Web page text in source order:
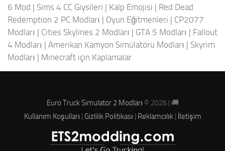
6 Mod | Sims 4 CC Giysileri | Kalp Emojisi | Red Dead
Redemption 2 PC Modları | Oyun Eğitmenleri | CP2077
Modları | Cities Skylines 2 Modları | GTA 5 Modları | Fallout
4 Modları | Amerikan Kamyon Simülatörü Modları | Skyrim
Modları | Minecraft için Kaplamalar
Euro Truck Simulator 2 Modları © 2026 | 🚚
Kullanım Koşulları | Gizlilik Politikası | Reklamcılık| İletişim